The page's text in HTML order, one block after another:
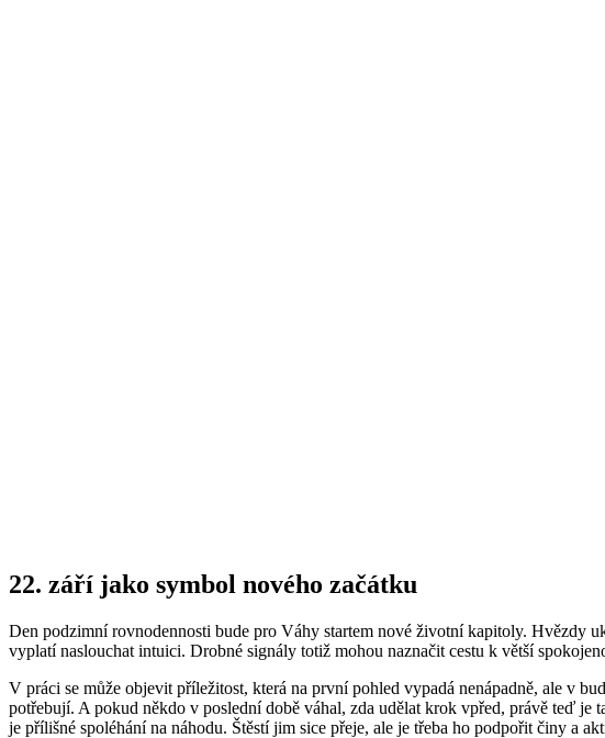
22. září jako symbol nového začátku
Den podzimní rovnodennosti bude pro Váhy startem nové životní kapitoly. Hvězdy
vyplatí naslouchat intuici. Drobné signály totiž mohou naznačit cestu k větší
V práci se může objevit příležitost, která na první pohled vypadá nenápadně, ale v
potřebují. A pokud někdo v poslední době váhal, zda udělat krok vpřed, právě teď
je přílišné spoléhání na náhodu. Štěstí jim sice přeje, ale je třeba ho podpořit činy a